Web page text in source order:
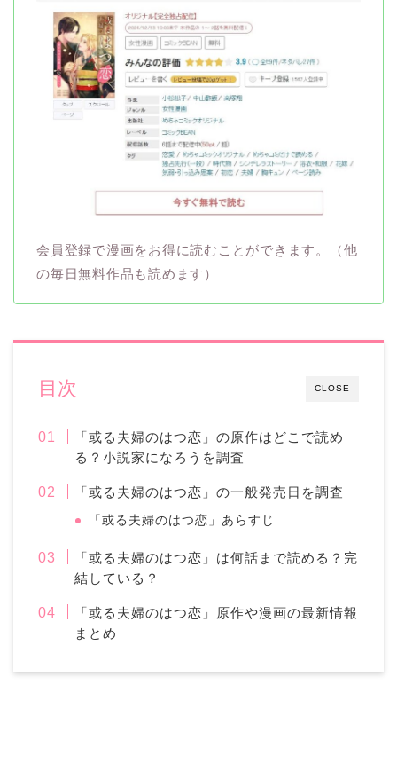
会員登録で漫画をお得に読むことができます。（他
の毎日無料作品も読めます）
CLOSE
目次
「或る夫婦のはつ恋」の原作はどこで読め
る？小説家になろうを調査
「或る夫婦のはつ恋」の一般発売日を調査
「或る夫婦のはつ恋」あらすじ
「或る夫婦のはつ恋」は何話まで読める？完
結している？
「或る夫婦のはつ恋」原作や漫画の最新情報
まとめ